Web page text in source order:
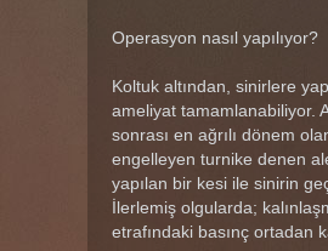
Operasyon nasıl yapılıyor?
Koltuk altından, sinirlere
ameliyat tamamlanabiliyor.
sonrası en ağrılı dönem
engelleyen turnike denen
yapılan bir kesi ile sinirin
İlerlemiş olgularda;
etrafındaki basınç ortadan